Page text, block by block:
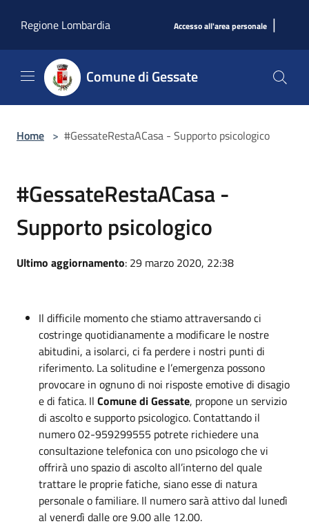
Regione Lombardia
Accesso all'area personale |
Comune di Gessate
Home > #GessateRestaACasa - Supporto psicologico
#GessateRestaACasa -
Supporto psicologico
Ultimo aggiornamento: 29 marzo 2020, 22:38
Il difficile momento che stiamo attraversando ci
costringe quotidianamente a modificare le nostre
abitudini, a isolarci, ci fa perdere i nostri punti di
riferimento. La solitudine e l’emergenza possono
provocare in ognuno di noi risposte emotive di disagio
e di fatica. Il Comune di Gessate, propone un servizio
di ascolto e supporto psicologico. Contattando il
numero 02-959299555 potrete richiedere una
consultazione telefonica con uno psicologo che vi
offrirà uno spazio di ascolto all’interno del quale
trattare le proprie fatiche, siano esse di natura
personale o familiare. Il numero sarà attivo dal lunedì
al venerdì dalle ore 9.00 alle 12.00.